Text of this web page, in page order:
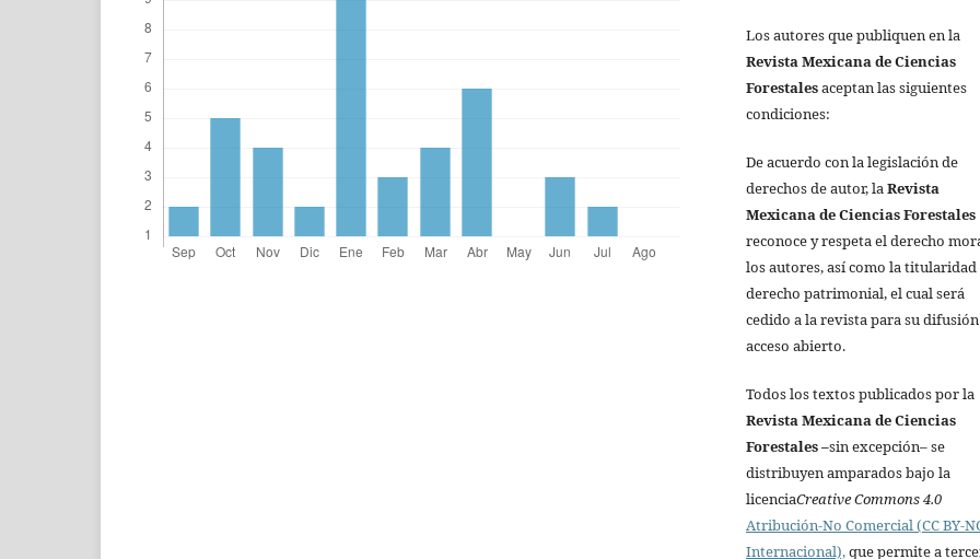
Los autores que publiquen en la
Revista Mexicana de Ciencias
Forestalesaceptan las siguientes
condiciones:
De acuerdo con la legislación de
derechos de autor, laRevista
Mexicana de Ciencias Forestales
reconoce y respeta el derecho
los autores, así como la titularidad
derecho patrimonial, el cual será
cedido a la revista para su
acceso abierto.
Todos los textos publicados por la
Revista Mexicana de Ciencias
Forestales–sin excepción– se
distribuyen amparados bajo la
licenciaCreative Commons 4.0
Atribución-No Comercial (CC BY-
Internacional),que permite a